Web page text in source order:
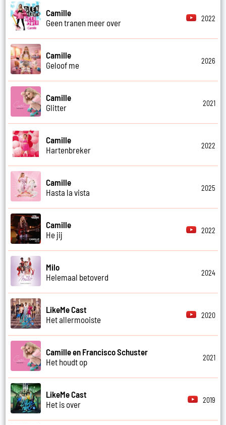
Camille
Geen tranen meer over
2022
Camille
Geloof me
2026
Camille
Glitter
2021
Camille
Hartenbreker
2022
Camille
Hasta la vista
2025
Camille
He jij
2022
Milo
Helemaal betoverd
2024
LikeMe Cast
Het allermooiste
2020
Camille en Francisco Schuster
Het houdt op
2021
LikeMe Cast
Het is over
2019